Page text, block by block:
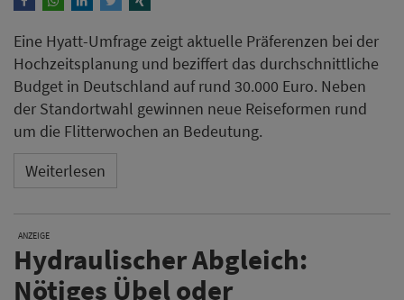
Eine Hyatt-Umfrage zeigt aktuelle Präferenzen bei der
Hochzeitsplanung und beziffert das durchschnittliche
Budget in Deutschland auf rund 30.000 Euro. Neben
der Standortwahl gewinnen neue Reiseformen rund
um die Flitterwochen an Bedeutung.
Weiterlesen
ANZEIGE
Hydraulischer Abgleich:
Nötiges Übel oder